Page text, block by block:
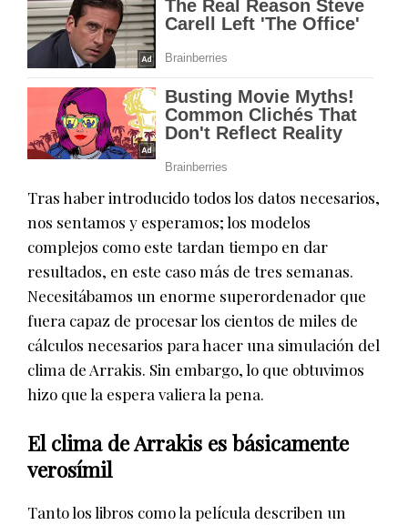
Tras haber introducido todos los datos necesarios,
nos sentamos y esperamos; los modelos
complejos como este tardan tiempo en dar
resultados, en este caso más de tres semanas.
Necesitábamos un enorme superordenador que
fuera capaz de procesar los cientos de miles de
cálculos necesarios para hacer una simulación del
clima de Arrakis. Sin embargo, lo que obtuvimos
hizo que la espera valiera la pena.
El clima de Arrakis es básicamente
verosímil
Tanto los libros como la película describen un